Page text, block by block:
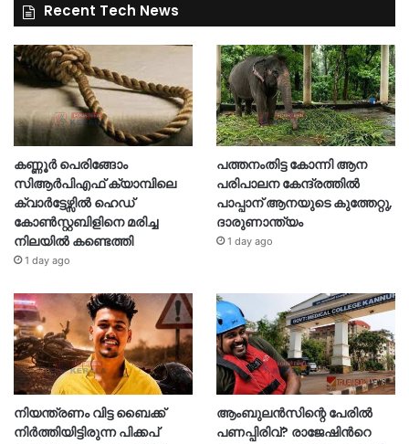
Recent Tech News
കണ്ണൂർ പെരിങ്ങോം
സിആർപിഎഫ് ക്യാമ്പിലെ
ക്വാർട്ടേഴ്സിൽ ഹെഡ്
കോൺസ്റ്റബിളിനെ മരിച്ച
നിലയിൽ കണ്ടെത്തി
1 day ago
പത്തനംതിട്ട കോന്നി ആന
പരിപാലന കേന്ദ്രത്തിൽ
പാപ്പാന് ആനയുടെ കുത്തേറ്റു,
ദാരുണാന്ത്യം
1 day ago
നിയന്ത്രണം വിട്ട ബൈക്ക്
നിർത്തിയിട്ടിരുന്ന പിക്കപ്
ആംബുലൻസിന്റെ പേരിൽ
പണപ്പിരിവ്? രാജേഷിന്‍റെ